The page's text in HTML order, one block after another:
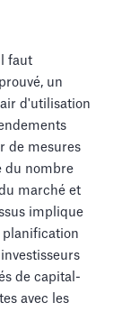
faut
un
d'utilisation
de mesures
du nombre
marché et
implique
planification
de capital-
avec les